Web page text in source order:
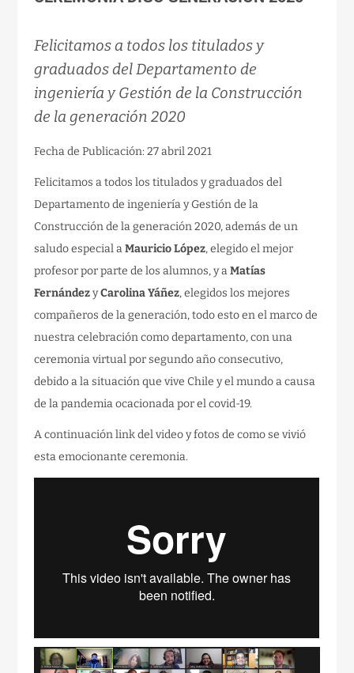
Felicitamos a todos los titulados y
graduados del Departamento de
ingeniería y Gestión de la Construcción
de la generación 2020
Fecha de Publicación: 27 abril 2021
Felicitamos a todos los titulados y graduados del
Departamento de ingeniería y Gestión de la
Construcción de la generación 2020, además de un
saludo especial aMauricio López, elegido el mejor
profesor por parte de los alumnos, y aMatías
FernándezyCarolina Yáñez, elegidos los mejores
compañeros de la generación, todo esto en el marco de
nuestra celebración como departamento, con una
ceremonia virtual por segundo año consecutivo,
debido a la situación que vive Chile y el mundo a causa
de la pandemia ocacionada por el covid-19.
A continuación link del video y fotos de como se vivió
esta emocionante ceremonia.